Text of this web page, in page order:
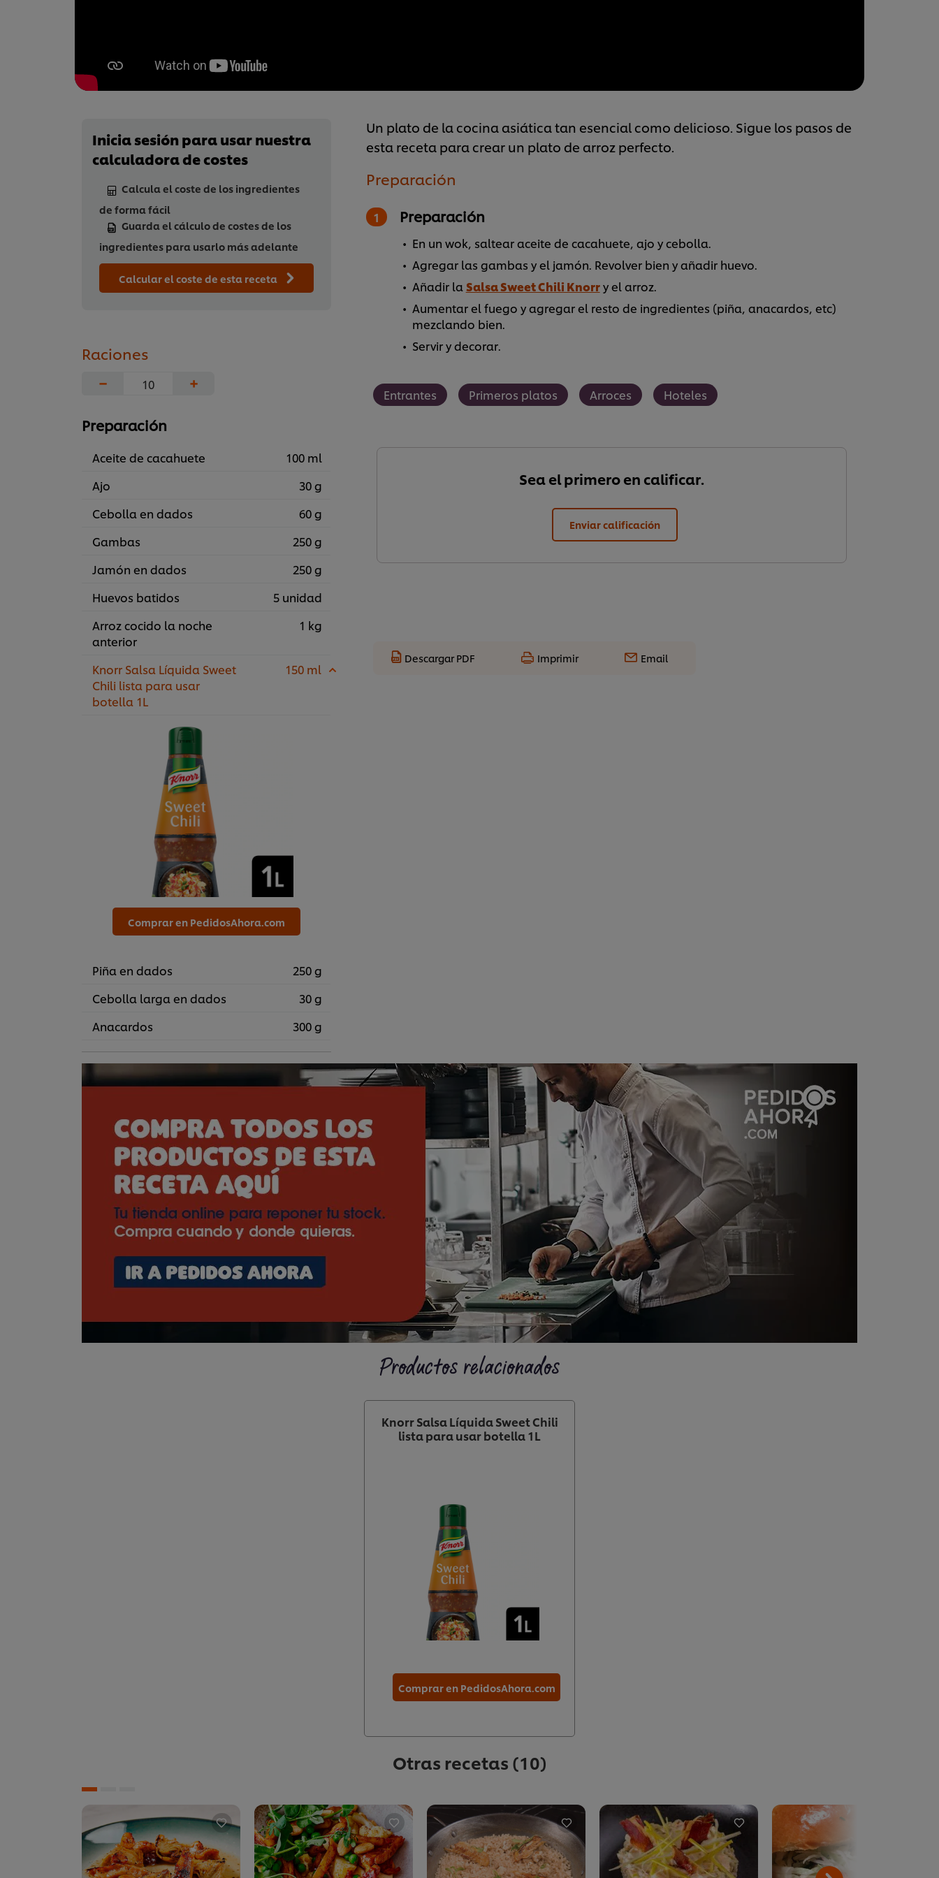
Inicia sesión para usar nuestra
calculadora de costes
Calcula el coste de los ingredientes
de forma fácil
Guarda el cálculo de costes de los
ingredientes para usarlo más adelante
Calcular el coste de esta receta
Raciones
−
+
Preparación
Aceite de cacahuete
100 ml
Ajo
30 g
Cebolla en dados
60 g
Gambas
250 g
Jamón en dados
250 g
Huevos batidos
5 unidad
Arroz cocido la noche
anterior
1 kg
Knorr Salsa Líquida Sweet
Chili lista para usar
botella 1L
150 ml
Comprar en PedidosAhora.com
Piña en dados
250 g
Cebolla larga en dados
30 g
Anacardos
300 g
Un plato de la cocina asiática tan esencial como delicioso. Sigue los pasos de
esta receta para crear un plato de arroz perfecto.
Preparación
Preparación
En un wok, saltear aceite de cacahuete, ajo y cebolla.
Agregar las gambas y el jamón. Revolver bien y añadir huevo.
Añadir la Salsa Sweet Chili Knorry el arroz.
Aumentar el fuego y agregar el resto de ingredientes (piña, anacardos, etc)
mezclando bien.
Servir y decorar.
Entrantes Primeros platos Arroces Hoteles
Sea el primero en calificar.
Enviar calificación
Descargar PDF Imprimir Email
Productos relacionados
Knorr Salsa Líquida Sweet Chili
lista para usar botella 1L
Comprar en PedidosAhora.com
Otras recetas (10)